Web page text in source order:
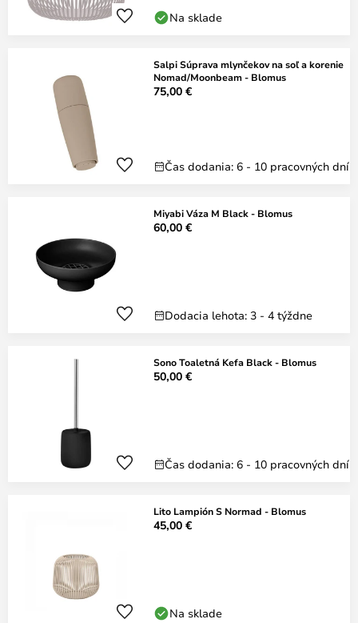
Na sklade
Salpi Súprava mlynčekov na soľ a korenie
Nomad/Moonbeam - Blomus
75,00 €
Čas dodania: 6 - 10 pracovných dní
Miyabi Váza M Black - Blomus
60,00 €
Dodacia lehota: 3 - 4 týždne
Sono Toaletná Kefa Black - Blomus
50,00 €
Čas dodania: 6 - 10 pracovných dní
Lito Lampión S Normad - Blomus
45,00 €
Na sklade